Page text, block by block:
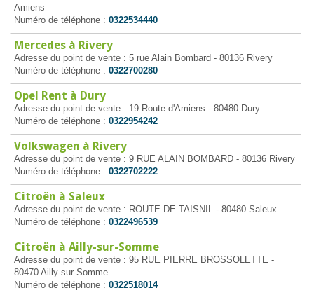
Amiens
Numéro de téléphone : 0322534440
Mercedes à Rivery
Adresse du point de vente : 5 rue Alain Bombard - 80136 Rivery
Numéro de téléphone : 0322700280
Opel Rent à Dury
Adresse du point de vente : 19 Route d'Amiens - 80480 Dury
Numéro de téléphone : 0322954242
Volkswagen à Rivery
Adresse du point de vente : 9 RUE ALAIN BOMBARD - 80136 Rivery
Numéro de téléphone : 0322702222
Citroën à Saleux
Adresse du point de vente : ROUTE DE TAISNIL - 80480 Saleux
Numéro de téléphone : 0322496539
Citroën à Ailly-sur-Somme
Adresse du point de vente : 95 RUE PIERRE BROSSOLETTE -
80470 Ailly-sur-Somme
Numéro de téléphone : 0322518014